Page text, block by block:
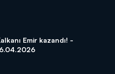
Emir kazandı! -